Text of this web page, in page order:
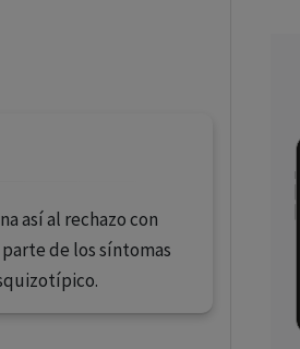
así al rechazo con
de los síntomas